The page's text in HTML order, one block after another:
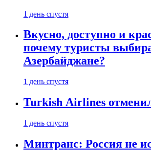
1 день спустя
Вкусно, доступно и
почему туристы
Азербайджане?
1 день спустя
Turkish Airlines
1 день спустя
Минтранс: Россия не